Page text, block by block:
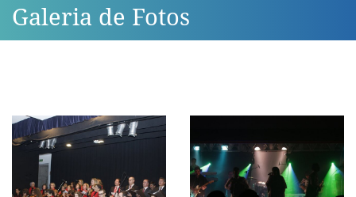
Galeria de Fotos